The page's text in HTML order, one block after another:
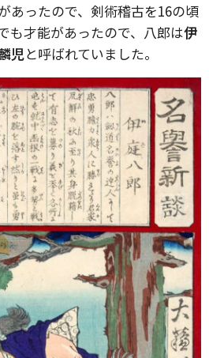
あったので、剣術稽古を16の頃
も才能があったので、八郎は伊
児と呼ばれていました。